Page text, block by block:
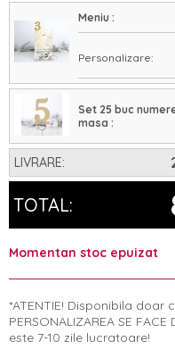
Meniu :
Personalizare:
Asamblare:
Set 25 buc
masa :
LIVRARE:
TOTAL:
Momentan stoc epuizat
*ATENTIE! Disponibila
PERSONALIZAREA SE
este 7-10 zile lucratoare!